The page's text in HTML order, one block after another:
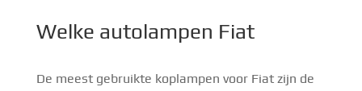
Welke autolampen Fiat
De meest gebruikte koplampen voor Fiat zijn de